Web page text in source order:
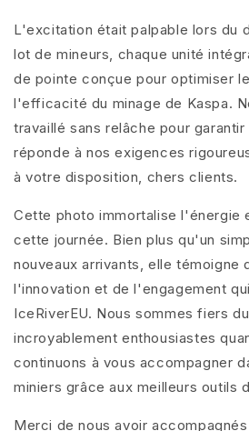
L'excitation était palpable lors du
lot de mineurs, chaque unité
de pointe conçue pour optimiser
l'efficacité du minage de Kaspa.
travaillé sans relâche pour
réponde à nos exigences
à votre disposition, chers clients.
Cette photo immortalise l'énergie
cette journée. Bien plus qu'un
nouveaux arrivants, elle témoigne
l'innovation et de l'engagement
IceRiverEU. Nous sommes fiers
incroyablement enthousiastes
continuons à vous accompagner
miniers grâce aux meilleurs outils
Merci de nous avoir